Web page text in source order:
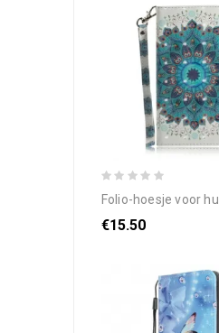
folio-hoesje voor huawei p smart s
€15.50